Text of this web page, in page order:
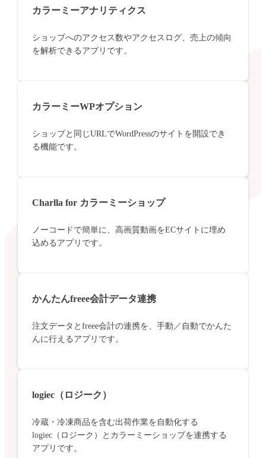
カラーミーアナリティクス
ショップへのアクセス数やアクセスログ、売上の傾向
を解析できるアプリです。
カラーミーWPオプション
ショップと同じURLでWordPressのサイトを開設でき
る機能です。
Charlla for カラーミーショップ
ノーコードで簡単に、高画質動画をECサイトに埋め
込めるアプリです。
かんたんfreee会計データ連携
注文データとfreee会計の連携を、手動／自動でかんた
んに行えるアプリです。
logiec（ロジーク）
冷蔵・冷凍商品を含む出荷作業を自動化する
logiec（ロジーク）とカラーミーショップを連携する
アプリです。